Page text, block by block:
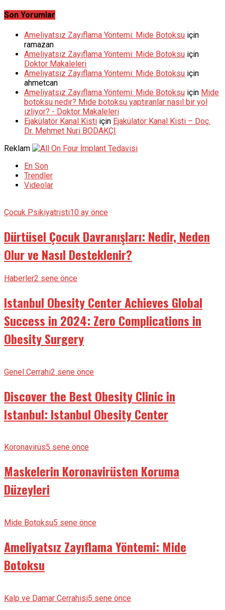
Son Yorumlar
Ameliyatsız Zayıflama Yöntemi: Mide Botoksu için
ramazan
Ameliyatsız Zayıflama Yöntemi: Mide Botoksu için
Doktor Makaleleri
Ameliyatsız Zayıflama Yöntemi: Mide Botoksu için
ahmetcan
Ameliyatsız Zayıflama Yöntemi: Mide Botoksu için Mide
botoksu nedir? Mide botoksu yaptıranlar nasıl bir yol
izliyor? - Doktor Makaleleri
Ejakülatör Kanal Kisti için Ejakülatör Kanal Kisti – Doç.
Dr. Mehmet Nuri BODAKÇI
Reklam
En Son
Trendler
Videolar
Çocuk Psikiyatristi10 ay önce
Dürtüsel Çocuk Davranışları: Nedir, Neden
Olur ve Nasıl Desteklenir?
Haberler2 sene önce
Istanbul Obesity Center Achieves Global
Success in 2024: Zero Complications in
Obesity Surgery
Genel Cerrahi2 sene önce
Discover the Best Obesity Clinic in
Istanbul: Istanbul Obesity Center
Koronavirüs5 sene önce
Maskelerin Koronavirüsten Koruma
Düzeyleri
Mide Botoksu5 sene önce
Ameliyatsız Zayıflama Yöntemi: Mide
Botoksu
Kalp ve Damar Cerrahisi5 sene önce